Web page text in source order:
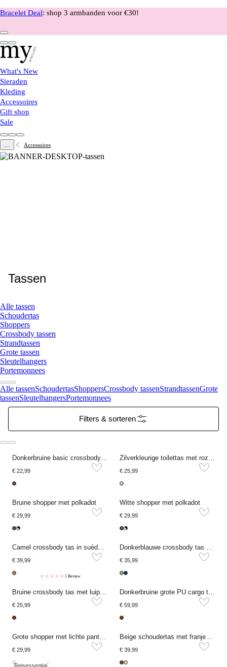
Bracelet Deal: shop 3 armbanden voor €30!
What's New
Sieraden
Kleding
Accessoires
Gift shop
Sale
... Accessoires
Tassen
Alle tassen
Schoudertas
Shoppers
Crossbody tassen
Strandtassen
Grote tassen
Sleutelhangers
Portemonnees
Alle tassenSchoudertasShoppersCrossbody tassenStrandtassenGrote
tassenSleutelhangersPortemonnees
Filters & sorteren
€ 22,99 € 25,99
Bruine shopper met polkadot
€ 29,99
Witte shopper met polkadot
€ 29,99
€ 39,99 € 35,99
1 Review
€ 25,99 € 59,99
€ 29,99 € 39,99
Reisessential